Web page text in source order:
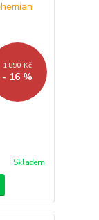
1 890 Kč
- 16 %
Skladem